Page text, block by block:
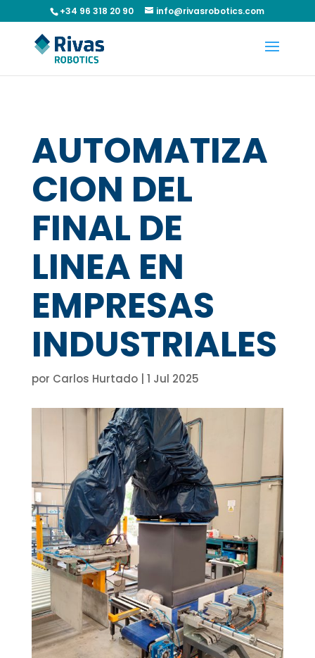
+34 96 318 20 90 info@rivasrobotics.com
AUTOMATIZA
CION DEL
FINAL DE
LINEA EN
EMPRESAS
INDUSTRIALES
por Carlos Hurtado| 1 Jul 2025